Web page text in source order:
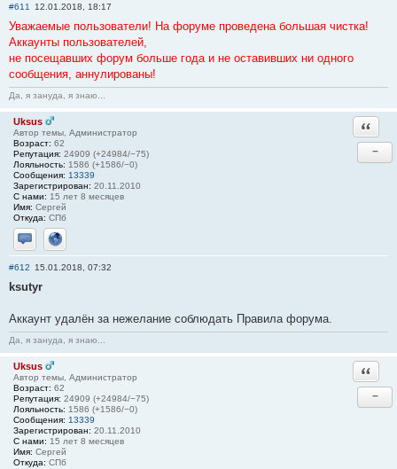
#611 12.01.2018, 18:17
Уважаемые пользователи! На форуме проведена большая чистка!
Аккаунты пользователей,
не посещавших форум больше года и не оставивших ни одного
сообщения, аннулированы!
Да, я зануда, я знаю...
Uksus
Автор темы, Администратор
Возраст: 62
Репутация: 24909 (+24984/−75)
Лояльность: 1586 (+1586/−0)
Сообщения: 13339
Зарегистрирован: 20.11.2010
С нами: 15 лет 8 месяцев
Имя: Сергей
Откуда: СПб
Отправить личное сообщение
Сайт
−
#612 15.01.2018, 07:32
ksutyr
Аккаунт удалён за нежелание соблюдать Правила форума.
Да, я зануда, я знаю...
Uksus
Автор темы, Администратор
Возраст: 62
Репутация: 24909 (+24984/−75)
Лояльность: 1586 (+1586/−0)
Сообщения: 13339
Зарегистрирован: 20.11.2010
С нами: 15 лет 8 месяцев
Имя: Сергей
Откуда: СПб
−